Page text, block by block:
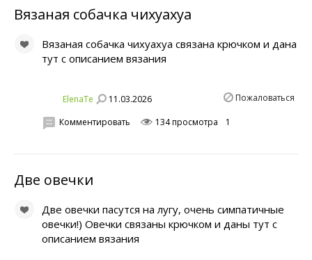
Вязаная собачка чихуахуа
Вязаная собачка чихуахуа связана крючком и дана
тут с описанием вязания
ElenaTe 11.03.2026 Пожаловаться
Комментировать 134 просмотра 1
Две овечки
Две овечки пасутся на лугу, очень симпатичные
овечки!) Овечки связаны крючком и даны тут с
описанием вязания